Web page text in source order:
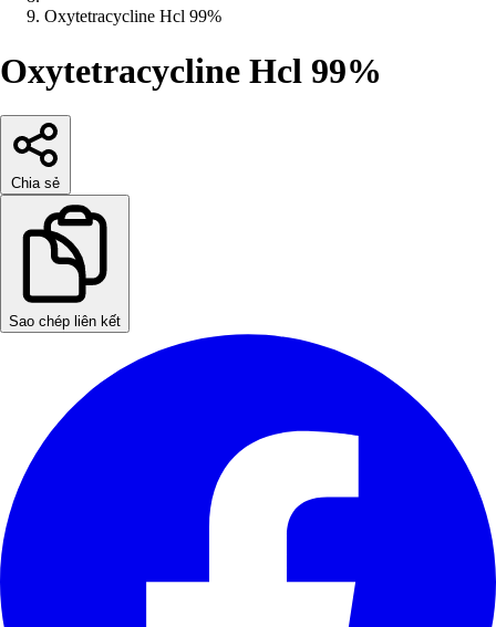
Oxytetracycline Hcl 99%
Oxytetracycline Hcl 99%
Chia sẻ
Sao chép liên kết